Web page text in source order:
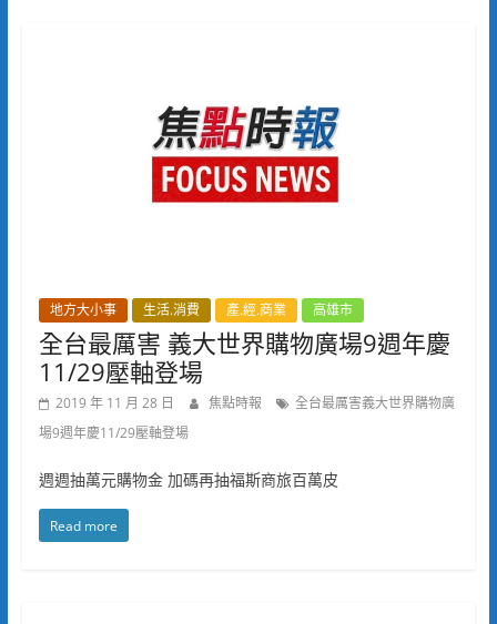
地方大小事 生活.消費 產.經.商業 高雄市
全台最厲害 義大世界購物廣場9週年慶
11/29壓軸登場
2019 年 11 月 28 日 焦點時報
全台最厲害義大世界購物廣
場9週年慶11/29壓軸登場
週週抽萬元購物金 加碼再抽福斯商旅百萬皮
Read more